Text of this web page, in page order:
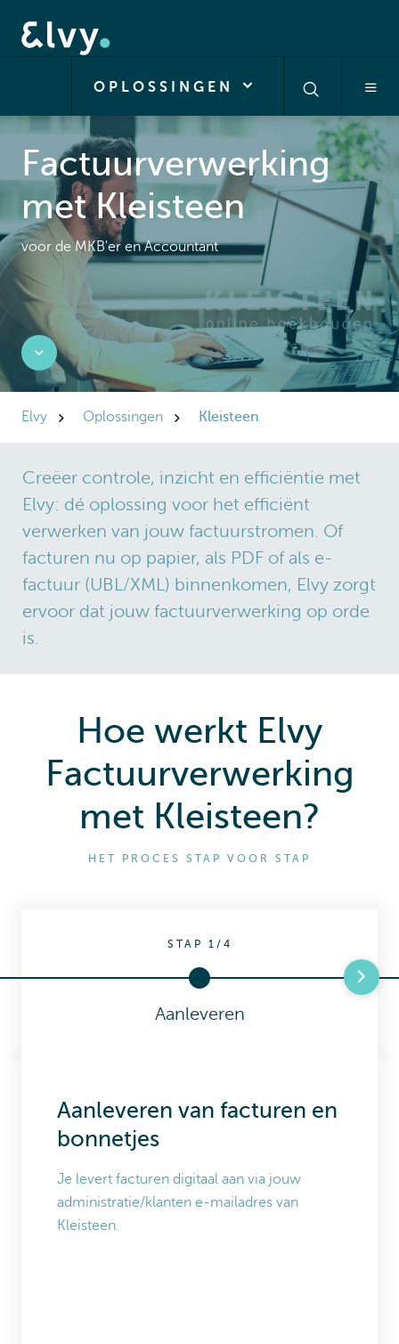
OPLOSSINGEN
Factuurverwerking
met Kleisteen
voor de MKB'er en Accountant
Elvy Oplossingen Kleisteen
Creëer controle, inzicht en efficiëntie met
Elvy: dé oplossing voor het efficiënt
verwerken van jouw factuurstromen. Of
facturen nu op papier, als PDF of als e-
factuur (UBL/XML) binnenkomen, Elvy zorgt
ervoor dat jouw factuurverwerking op orde
is.
Hoe werkt Elvy
Factuurverwerking
met Kleisteen?
HET PROCES STAP VOOR STAP
STAP 1/4
Aanleveren
Aanleveren van facturen en
bonnetjes
Je levert facturen digitaal aan via jouw
administratie/klanten e-mailadres van
Kleisteen.